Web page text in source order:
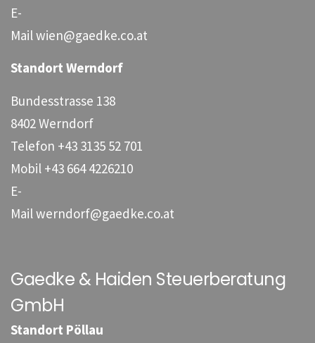
E-
Mailwien@gaedke.co.at
Standort Werndorf
Bundesstrasse 138
8402 Werndorf
Telefon +43 3135 52 701
Mobil +43 664 4226210
E-
Mail werndorf@gaedke.co.at
Gaedke & Haiden Steuerberatung
GmbH
Standort Pöllau